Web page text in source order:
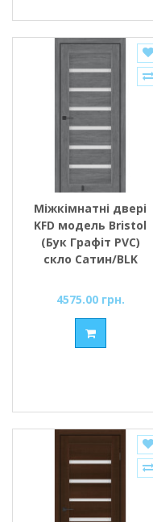
Міжкімнатні двері
KFD модель Bristol
(Бук Графіт PVC)
скло Сатин/BLK
4575.00 грн.